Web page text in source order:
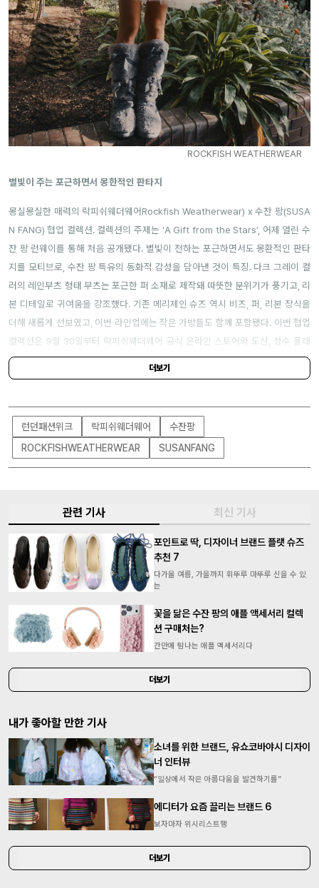
ROCKFISH WEATHERWEAR
별빛이 주는 포근하면서 몽한적인 판타지
몽실몽실한 매력의 락피쉬웨더웨어Rockfish Weatherwear) x 수잔 팡(SUSA
N FANG) 협업 컬렉션. 컬렉션의 주제는 ‘A Gift from the Stars’, 어제 열린 수
잔 팡 런웨이를 통해 처음 공개됐다. 별빛이 전하는 포근하면서도 몽환적인 판타
지를 모티브로, 수잔 팡 특유의 동화적 감성을 담아낸 것이 특징. 다크 그레이 컬
러의 레인부츠 형태 부츠는 포근한 퍼 소재로 제작돼 따뜻한 분위기가 풍기고, 리
본 디테일로 귀여움을 강조했다. 기존 메리제인 슈즈 역시 비즈, 퍼, 리본 장식을
더해 새롭게 선보였고, 이번 라인업에는 작은 가방들도 함께 포함됐다. 이번 협업
컬렉션은 9월 30일부터 락피쉬웨더웨어 공식 온라인 스토어와 도산, 성수 플래
그십 스토어에서 만나볼 수 있다.
더보기
런던패션위크 락피쉬웨더웨어
수잔팡
ROCKFISHWEATHERWEAR
SUSANFANG
관련 기사 최신 기사
포인트로 딱, 디자이너 브랜드 플랫 슈즈
추천 7
다가올 여름, 가을까지 휘뚜루 마뚜루 신을 수 있
는
꽃을 닮은 수잔 팡의 애플 액세서리 컬렉
션 구매처는?
간만에 탐나는 애플 액세서리다
더보기
내가 좋아할 만한 기사
소녀를 위한 브랜드, 유쇼코바야시 디자이
너 인터뷰
“일상에서 작은 아름다움을 발견하기를”
에디터가 요즘 끌리는 브랜드 6
보자마자 위시리스트행
더보기